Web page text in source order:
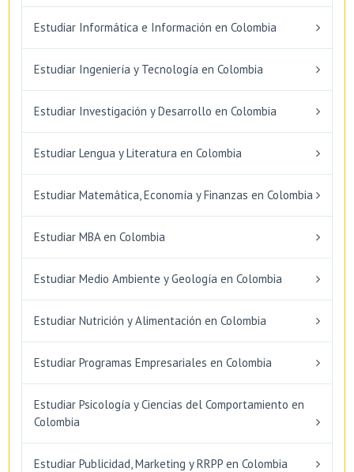
Estudiar Informática e Información en Colombia
Estudiar Ingeniería y Tecnología en Colombia
Estudiar Investigación y Desarrollo en Colombia
Estudiar Lengua y Literatura en Colombia
Estudiar Matemática, Economía y Finanzas en Colombia
Estudiar MBA en Colombia
Estudiar Medio Ambiente y Geología en Colombia
Estudiar Nutrición y Alimentación en Colombia
Estudiar Programas Empresariales en Colombia
Estudiar Psicología y Ciencias del Comportamiento en
Colombia
Estudiar Publicidad, Marketing y RRPP en Colombia